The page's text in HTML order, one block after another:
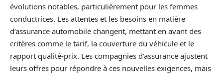
évolutions notables, particulièrement pour les femmes
conductrices. Les attentes et les besoins en matière
d’assurance automobile changent, mettant en avant des
critères comme le tarif, la couverture du véhicule et le
rapport qualité-prix. Les compagnies d’assurance ajustent
leurs offres pour répondre à ces nouvelles exigences, mais